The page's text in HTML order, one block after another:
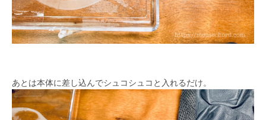
あとは本体に差し込んでシュコシュコと入れるだけ。